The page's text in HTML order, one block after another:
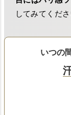
してみてくださ
いつの